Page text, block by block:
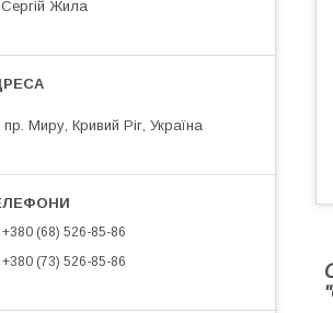
Сергій Жила
пр. Миру, Кривий Ріг, Україна
+380 (68) 526-85-86
+380 (73) 526-85-86